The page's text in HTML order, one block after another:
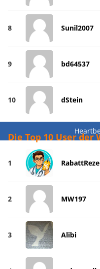
8 Sunil2007
9 bd64537
10 dStein
Die Top 10 User der
1
2 MW197
3 Alibi